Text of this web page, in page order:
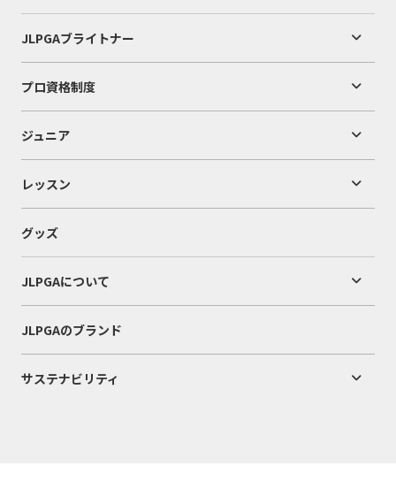
JLPGAブライトナー
プロ資格制度
ジュニア
レッスン
グッズ
JLPGAについて
JLPGAのブランド
サステナビリティ